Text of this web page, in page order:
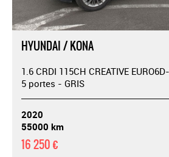
HYUNDAI / KONA
1.6 CRDI 115CH CREATIVE
5 portes - GRIS
2020
55000 km
16 250 €